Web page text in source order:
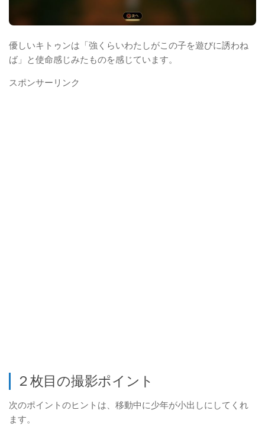
優しいキトゥンは「強くらいわたしがこの子を遊びに誘わね
ば」と使命感じみたものを感じています。
スポンサーリンク
２枚目の撮影ポイント
次のポイントのヒントは、移動中に少年が小出しにしてくれ
ます。